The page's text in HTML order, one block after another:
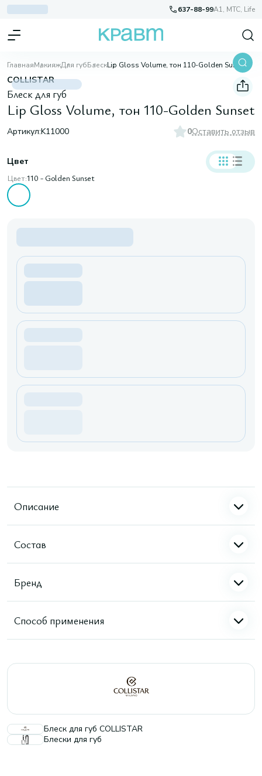
637-88-99A1, МТС, Life
ГлавнаяМакияжДля губБлескLip Gloss Volume, тон 110-Golden Sunset
COLLISTAR
Блеск для губ
Lip Gloss Volume, тон 110-Golden Sunset
Артикул:K11000 0Оставить отзыв
Цвет
Цвет:110 - Golden Sunset
Описание
Состав
Бренд
Способ применения
Блеск для губ COLLISTAR
Блески для губ